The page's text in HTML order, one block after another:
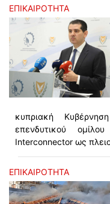
ΕΠΙΚΑΙΡΟΤΗΤΑ
κυπριακή
επενδυτικού
Interconnector ως
ΕΠΙΚΑΙΡΟΤΗΤΑ